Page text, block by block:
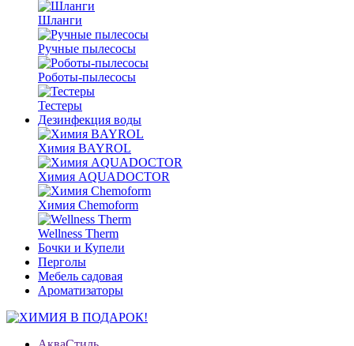
Шланги
Ручные пылесосы
Роботы-пылесосы
Тестеры
Дезинфекция воды
Химия BAYROL
Химия AQUADOCTOR
Химия Chemoform
Wellness Therm
Бочки и Купели
Перголы
Мебель садовая
Ароматизаторы